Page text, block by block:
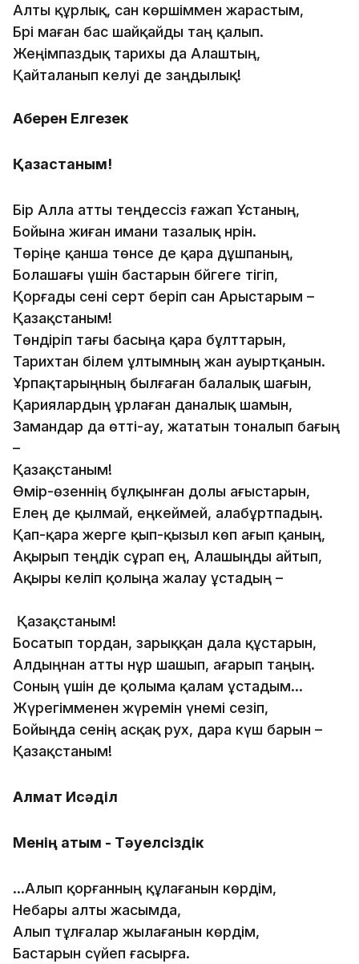
Алты құрлық, сан көршіммен жарастым,
Бәрі маған бас шайқайды таң қалып.
Жеңімпаздық тарихы да Алаштың,
Қайталанып келуі де заңдылық!
Ақберен Елгезек
Қазақстаным!
Бір Алла атты теңдессіз ғажап Ұстаның,
Бойына жиған имани тазалық нәрін.
Төріңе қанша төнсе де қара дұшпаның,
Болашағы үшін бастарын бәйгеге тігіп,
Қорғады сені серт беріп сан Арыстарым –
Қазақстаным!
Төндіріп тағы басыңа қара бұлттарын,
Тарихтан білем ұлтымның жан ауыртқанын.
Ұрпақтарыңның былғаған балалық шағын,
Қариялардың ұрлаған даналық шамын,
Замандар да өтті-ау, жататын тоналып бағың
–
Қазақстаным!
Өмір-өзеннің бұлқынған долы ағыстарын,
Елең де қылмай, еңкеймей, алабұртпадың.
Қап-қара жерге қып-қызыл көп ағып қаның,
Ақырып теңдік сұрап ең, Алашыңды айтып,
Ақыры келіп қолыңа жалау ұстадың –
Қазақстаным!
Босатып тордан, зарыққан дала құстарын,
Алдыңнан атты нұр шашып, ағарып таңың.
Соның үшін де қолыма қалам ұстадым...
Жүрегімменен жүремін үнемі сезіп,
Бойыңда сенің асқақ рух, дара күш барын –
Қазақстаным!
Алмат Исәділ
Менің атым - Тәуелсіздік
...Алып қорғанның құлағанын көрдім,
Небары алты жасымда,
Алып тұлғалар жылағанын көрдім,
Бастарын сүйеп ғасырға.